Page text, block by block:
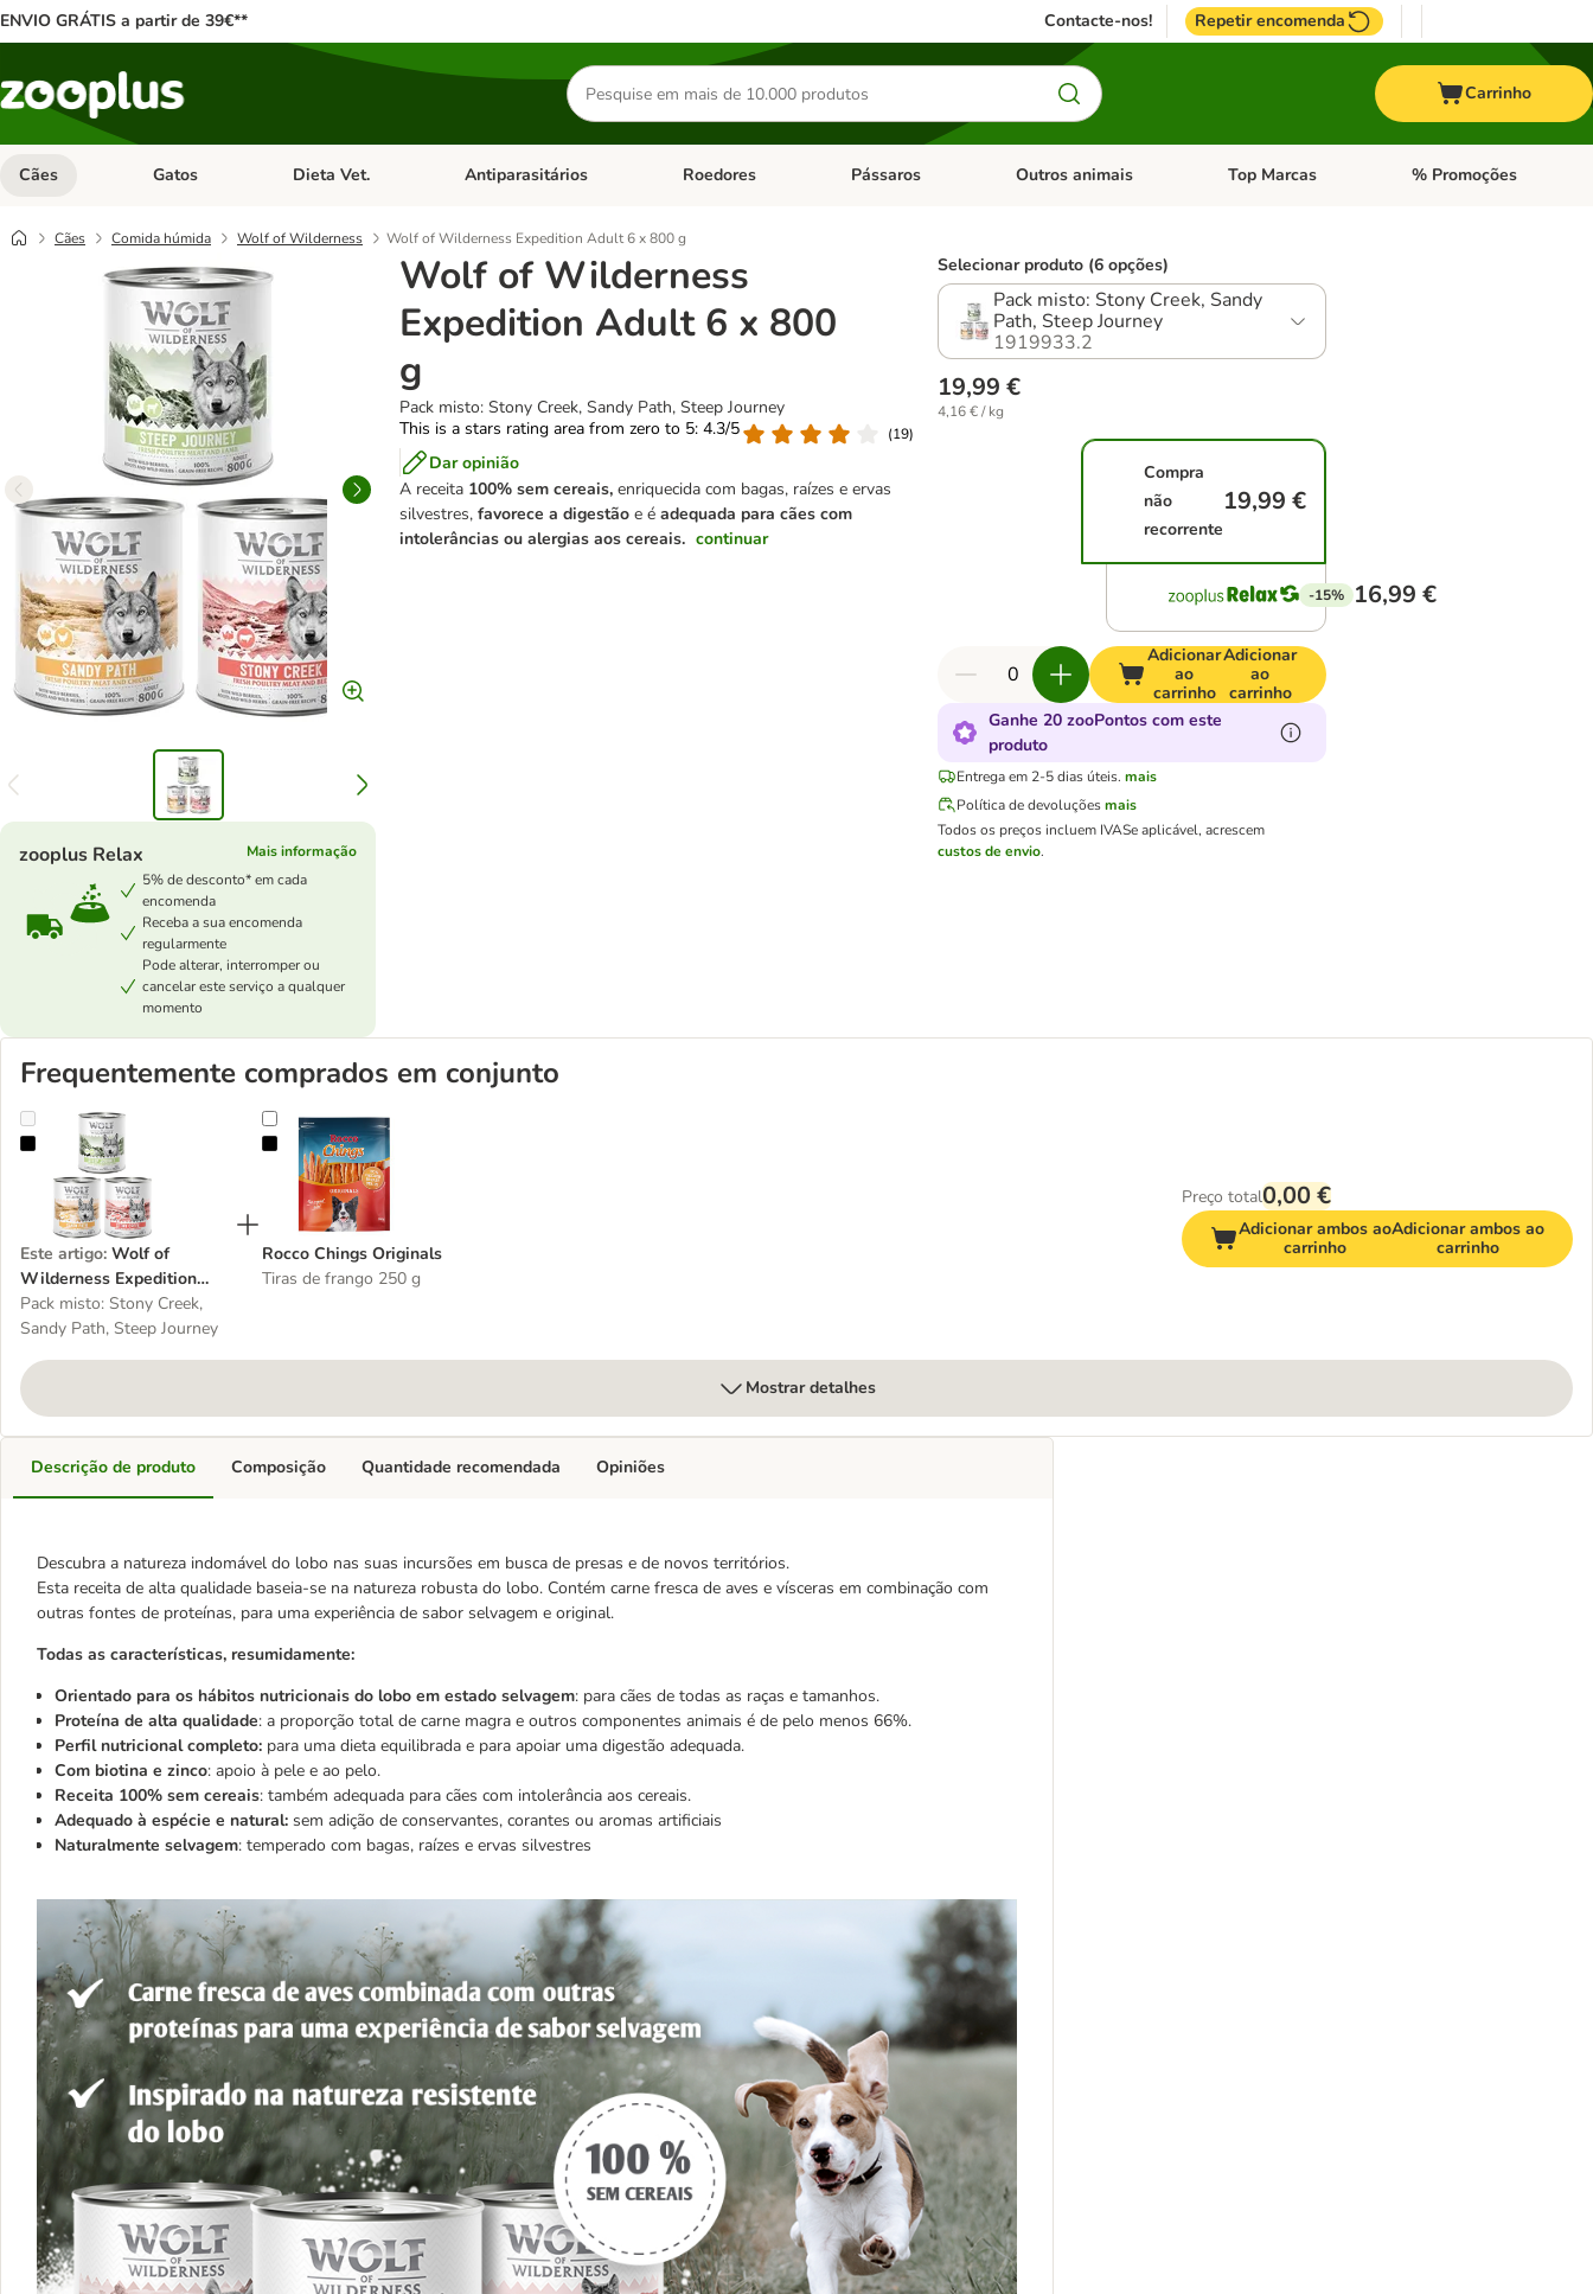
ENVIO GRÁTIS a partir de 39€** Contacte-nos! Repetir encomenda
Pesquisar
produtos
Carrinho
Cães Abrir menu de categoria: Cães
Gatos Abrir menu de categoria: Gatos
Dieta Vet. Abrir menu de categoria: Dieta Vet.
Antiparasitários Abrir menu de categoria: Antiparasitários
Roedores Abrir menu de categoria: Roedores
Pássaros Abrir menu de categoria: Pássaros
Outros animais Abrir menu de categoria: Outros animais
Top Marcas Abrir menu de categoria:
% Promoções
Cães Comida húmida Wolf of Wilderness Wolf of Wilderness Expedition Adult 6 x 800 g
Wolf of Wilderness
Expedition Adult 6 x 800
g
Pack misto: Stony Creek, Sandy Path, Steep Journey
This is a stars rating area from zero to 5: 4.3/5
(19)
Dar opinião
A receita 100% sem cereais, enriquecida com bagas, raízes e ervas
silvestres, favorece a digestão e éadequada para cães com
intolerâncias ou alergias aos cereais. continuar
zooplus Relax
Mais informação
5% de desconto* em cada
encomenda
Receba a sua encomenda
regularmente
Pode alterar, interromper ou
cancelar este serviço a qualquer
momento
Selecionar produto (6 opções)
Pack misto: Stony Creek, Sandy
Path, Steep Journey
1919933.2
19,99 €
4,16 € / kg
Compra
não
recorrente
19,99 €
-15% 16,99 €
Adicionar
ao
carrinho
Adicionar
ao
carrinho
Ganhe 20 zooPontos com este
produto
Entrega em 2-5 dias úteis. mais
Política de devoluçõesmais
Todos os preços incluem IVASe aplicável, acrescem
custos de envio.
Frequentemente comprados em conjunto
Wolf of Wilderness Expedition Adult 6 x 800 g
Este artigo: Wolf of
Wilderness Expedition
Adult 6 x 800 g
Pack misto: Stony Creek,
Sandy Path, Steep Journey
Rocco Chings Originals
Rocco Chings Originals
Tiras de frango 250 g
Preço total0,00 €
Adicionar ambos ao
carrinho
Adicionar ambos ao
carrinho
Mostrar detalhes
Descrição de produto
Descubra a natureza indomável do lobo nas suas incursões em busca de presas e de novos territórios.
Esta receita de alta qualidade baseia-se na natureza robusta do lobo. Contém carne fresca de aves e vísceras em combinação com
outras fontes de proteínas, para uma experiência de sabor selvagem e original.
Todas as características, resumidamente:
Orientado para os hábitos nutricionais do lobo em estado selvagem: para cães de todas as raças e tamanhos.
Proteína de alta qualidade: a proporção total de carne magra e outros componentes animais é de pelo menos 66%.
Perfil nutricional completo: para uma dieta equilibrada e para apoiar uma digestão adequada.
Com biotina e zinco: apoio à pele e ao pelo.
Receita 100% sem cereais: também adequada para cães com intolerância aos cereais.
Adequado à espécie e natural: sem adição de conservantes, corantes ou aromas artificiais
Naturalmente selvagem: temperado com bagas, raízes e ervas silvestres
Composição Quantidade recomendada Opiniões